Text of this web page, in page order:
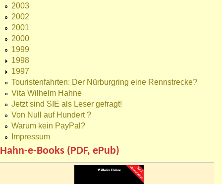
2003
2002
2001
2000
1999
1998
1997
Touristenfahrten: Der Nürburgring eine Rennstrecke?
Vita Wilhelm Hahne
Jetzt sind SIE als Leser gefragt!
Von Null auf Hundert ?
Warum kein PayPal?
Impressum
Hahn-e-Books (PDF, ePub)